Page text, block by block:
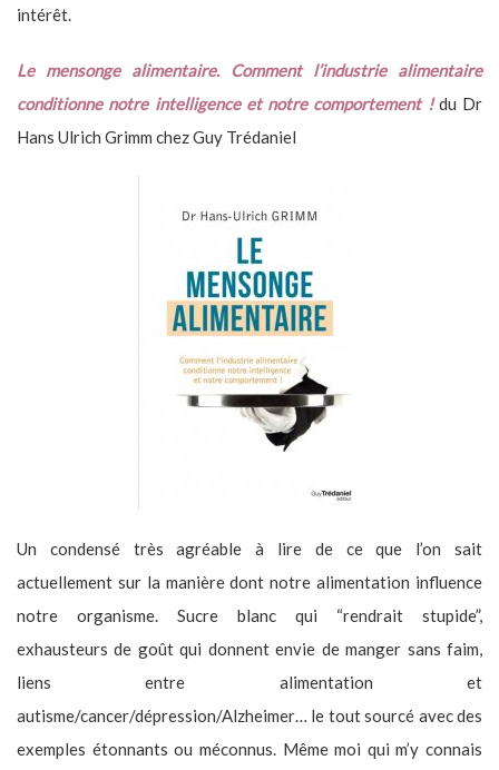
intérêt.
Le mensonge alimentaire. Comment l’industrie alimentaire
conditionne notre intelligence et notre comportement ! du Dr
Hans Ulrich Grimm chez Guy Trédaniel
Un condensé très agréable à lire de ce que l’on sait
actuellement sur la manière dont notre alimentation influence
notre organisme. Sucre blanc qui “rendrait stupide”,
exhausteurs de goût qui donnent envie de manger sans faim,
liens entre alimentation et
autisme/cancer/dépression/Alzheimer… le tout sourcé avec des
exemples étonnants ou méconnus. Même moi qui m’y connais